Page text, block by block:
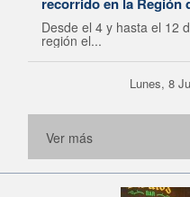
Desde el 4 y hasta el 12
región el...
Lunes, 8
Ver más